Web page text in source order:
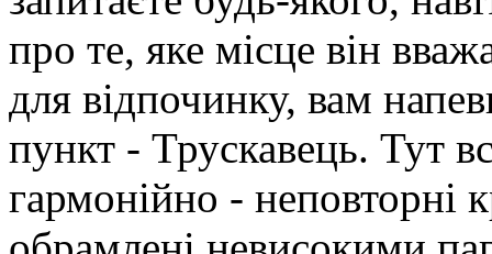
про те, яке місце він
для відпочинку, вам
пункт - Трускавець. Тут
гармонійно - неповторні